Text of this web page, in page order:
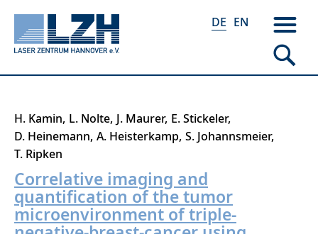
Direkt
zum
Inhalt
DE EN
H. Kamin L. Nolte J. Maurer E. Stickeler
D. Heinemann A. Heisterkamp S. Johannsmeier
T. Ripken
Correlative imaging and
quantification of the tumor
microenvironment of triple-